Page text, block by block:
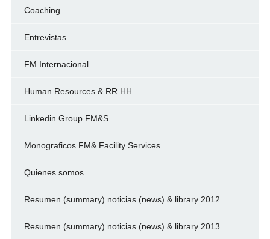
Coaching
Entrevistas
FM Internacional
Human Resources & RR.HH.
Linkedin Group FM&S
Monograficos FM& Facility Services
Quienes somos
Resumen (summary) noticias (news) & library 2012
Resumen (summary) noticias (news) & library 2013